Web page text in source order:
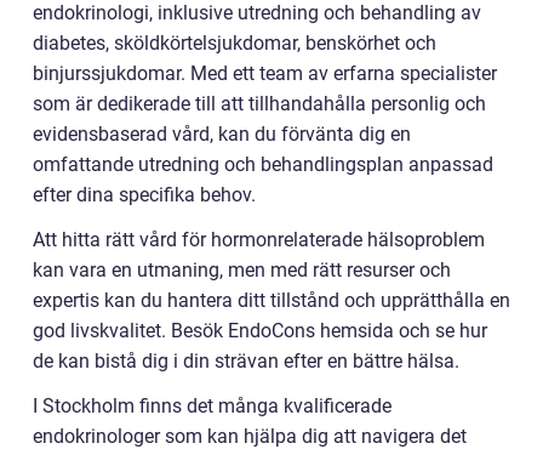
endokrinologi, inklusive utredning och behandling av
diabetes, sköldkörtelsjukdomar, benskörhet och
binjurssjukdomar. Med ett team av erfarna specialister
som är dedikerade till att tillhandahålla personlig och
evidensbaserad vård, kan du förvänta dig en
omfattande utredning och behandlingsplan anpassad
efter dina specifika behov.
Att hitta rätt vård för hormonrelaterade hälsoproblem
kan vara en utmaning, men med rätt resurser och
expertis kan du hantera ditt tillstånd och upprätthålla en
god livskvalitet. Besök EndoCons hemsida och se hur
de kan bistå dig i din strävan efter en bättre hälsa.
I Stockholm finns det många kvalificerade
endokrinologer som kan hjälpa dig att navigera det